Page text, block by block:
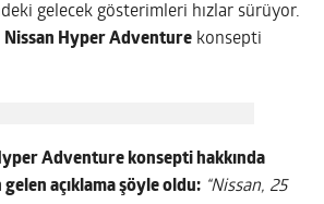
gelecek gösterimleri hızlar sürüyor.
Nissan Hyper Adventure konsepti
Adventure konsepti hakkında
gelen açıklama şöyle oldu: “Nissan, 25